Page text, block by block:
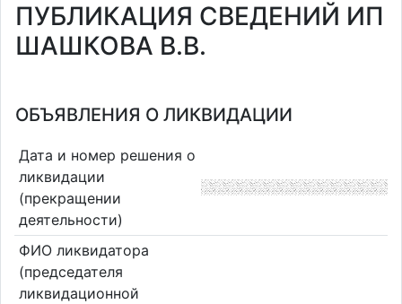
ПУБЛИКАЦИЯ СВЕДЕНИЙ ИП
ШАШКОВА В.В.
ОБЪЯВЛЕНИЯ О ЛИКВИДАЦИИ
Дата и номер решения о
ликвидации
(прекращении
деятельности)
ФИО ликвидатора
(председателя
ликвидационной